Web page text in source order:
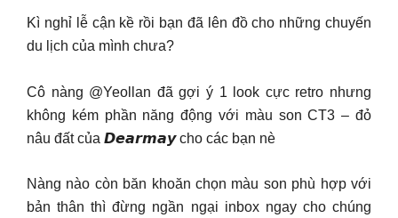
Kì nghỉ lễ cận kề rồi bạn đã lên đồ cho những chuyến
du lịch của mình chưa?
Cô nàng @Yeollan đã gợi ý 1 look cực retro nhưng
không kém phần năng động với màu son CT3 – đỏ
nâu đất của 𝘿𝙚𝙖𝙧𝙢𝙖𝙮 cho các bạn nè
Nàng nào còn băn khoăn chọn màu son phù hợp với
bản thân thì đừng ngần ngại inbox ngay cho chúng